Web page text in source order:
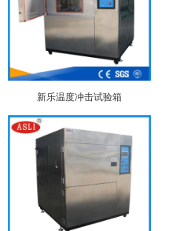
新乐温度冲击试验箱